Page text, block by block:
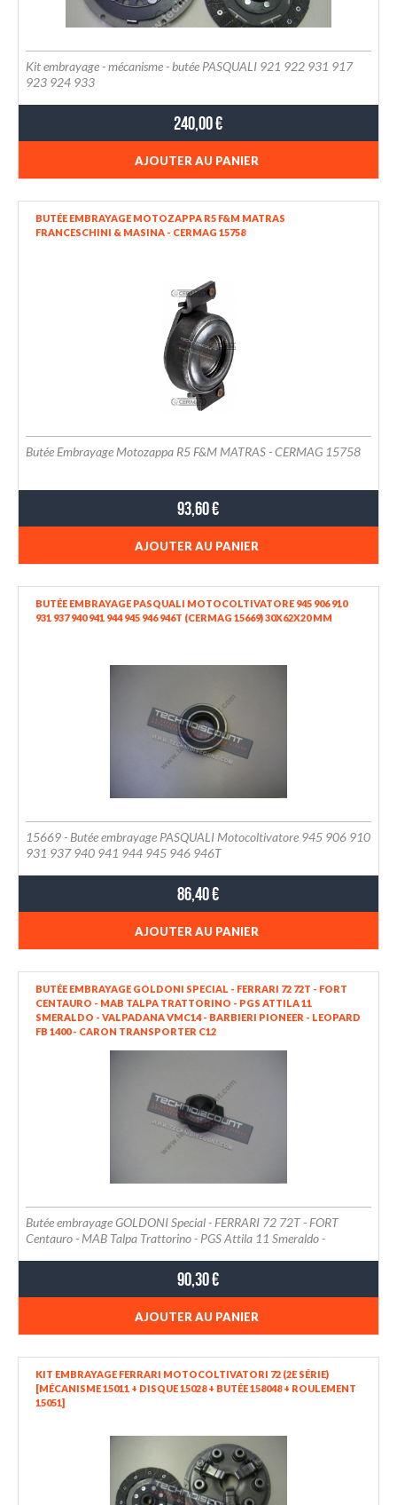
Kit embrayage - mécanisme - butée PASQUALI 921 922 931 917
923 924 933
240,00 €
AJOUTER AU PANIER
BUTÉE EMBRAYAGE MOTOZAPPA R5 F&M MATRAS
FRANCESCHINI & MASINA - CERMAG 15758
Butée Embrayage Motozappa R5 F&M MATRAS - CERMAG 15758
93,60 €
AJOUTER AU PANIER
BUTÉE EMBRAYAGE PASQUALI MOTOCOLTIVATORE 945 906 910
931 937 940 941 944 945 946 946T (CERMAG 15669) 30X62X20 MM
15669 - Butée embrayage PASQUALI Motocoltivatore 945 906 910
931 937 940 941 944 945 946 946T
86,40 €
AJOUTER AU PANIER
BUTÉE EMBRAYAGE GOLDONI SPECIAL - FERRARI 72 72T - FORT
CENTAURO - MAB TALPA TRATTORINO - PGS ATTILA 11
SMERALDO - VALPADANA VMC14 - BARBIERI PIONEER - LEOPARD
FB 1400 - CARON TRANSPORTER C12
Butée embrayage GOLDONI Special - FERRARI 72 72T - FORT
Centauro - MAB Talpa Trattorino - PGS Attila 11 Smeraldo -
90,30 €
AJOUTER AU PANIER
KIT EMBRAYAGE FERRARI MOTOCOLTIVATORI 72 (2E SÉRIE)
[MÉCANISME 15011 + DISQUE 15028 + BUTÉE 158048 + ROULEMENT
15051]